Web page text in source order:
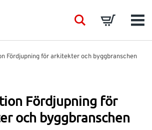
SearchBasket
Fördjupning för arkitekter och byggbranschen
Fördjupning för
och byggbranschen